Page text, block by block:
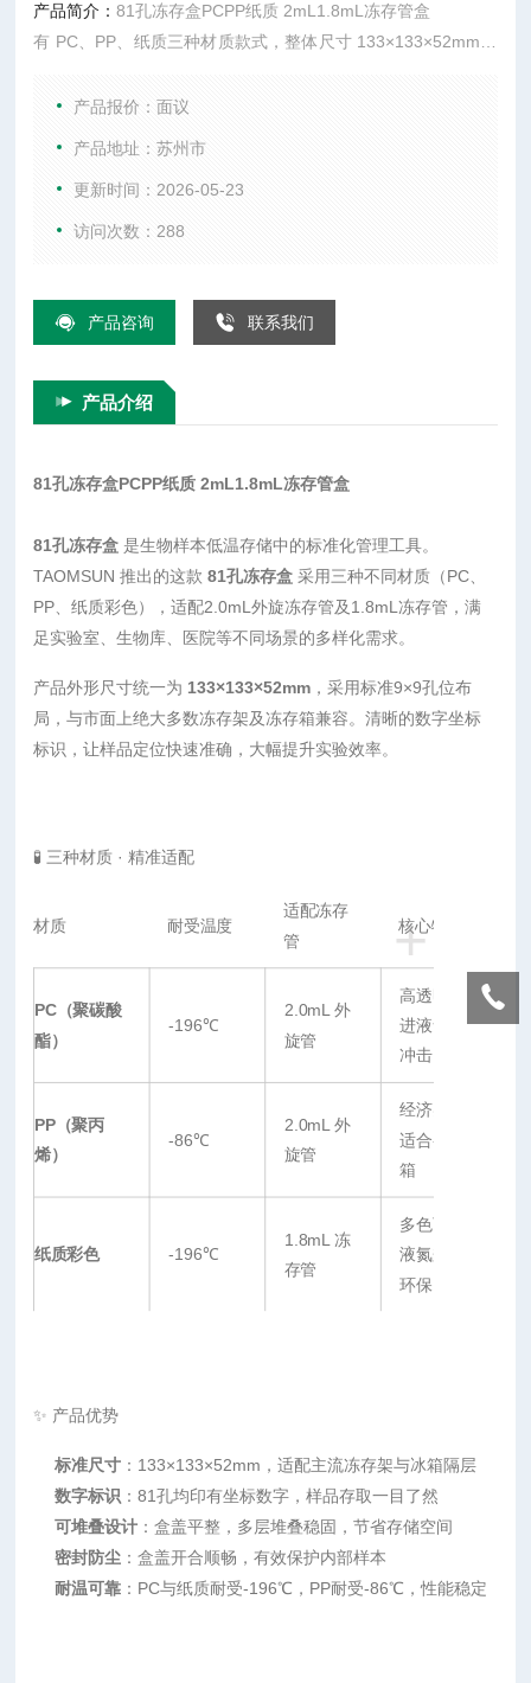
产品简介：81孔冻存盒PCPP纸质 2mL1.8mL冻存管盒
有 PC、PP、纸质三种材质款式，整体尺寸 133×133×52mm。
温 - 86℃，适用于常规低温冰箱。产品分别匹配 2.0mL、1.8m
产品报价：面议
产品地址：苏州市
更新时间：2026-05-23
访问次数：288
产品咨询 联系我们
产品介绍
81孔冻存盒PCPP纸质 2mL1.8mL冻存管盒
81孔冻存盒 是生物样本低温存储中的标准化管理工具。
TAOMSUN 推出的这款81孔冻存盒 采用三种不同材质（PC、
PP、纸质彩色），适配2.0mL外旋冻存管及1.8mL冻存管，满
足实验室、生物库、医院等不同场景的多样化需求。
产品外形尺寸统一为 133×133×52mm ，采用标准9×9孔位布
局，与市面上绝大多数冻存架及冻存箱兼容。清晰的数字坐标
标识，让样品定位快速准确，大幅提升实验效率。
🧪 三种材质 · 精准适配
+
材质 耐受温度
适配冻存
管
核心特点
PC（聚碳酸
酯）
-196℃
2.0mL 外
旋管
高透明、可
进液氮、抗
冲击
PP（聚丙
烯）
-86℃
2.0mL 外
旋管
经济实用、
适合-80℃冰
箱
纸质彩色 -196℃
1.8mL 冻
存管
多色可选、
液氮兼容、
环保
✨ 产品优势
标准尺寸 ：133×133×52mm，适配主流冻存架与冰箱隔层
数字标识 ：81孔均印有坐标数字，样品存取一目了然
可堆叠设计 ：盒盖平整，多层堆叠稳固，节省存储空间
密封防尘 ：盒盖开合顺畅，有效保护内部样本
耐温可靠 ：PC与纸质耐受-196℃，PP耐受-86℃，性能稳定